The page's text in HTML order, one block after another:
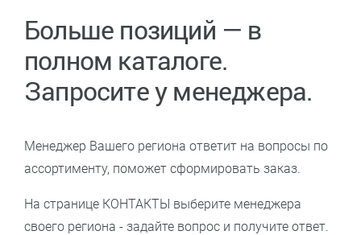
Больше позиций — в
полном каталоге.
Запросите у менеджера.
Менеджер Вашего региона ответит на вопросы по
ассортименту, поможет сформировать заказ.
На странице КОНТАКТЫ выберите менеджера
своего региона - задайте вопрос и получите ответ.